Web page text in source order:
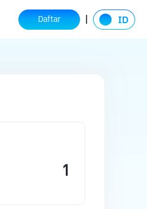
Daftar